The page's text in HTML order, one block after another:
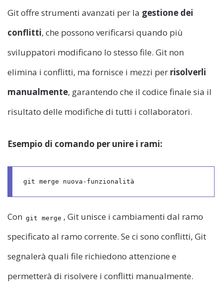
Git offre strumenti avanzati per la gestione dei
conflitti, che possono verificarsi quando più
sviluppatori modificano lo stesso file. Git non
elimina i conflitti, ma fornisce i mezzi per risolverli
manualmente, garantendo che il codice finale sia il
risultato delle modifiche di tutti i collaboratori.
Esempio di comando per unire i rami:
Con git merge , Git unisce i cambiamenti dal ramo
specificato al ramo corrente. Se ci sono conflitti, Git
segnalerà quali file richiedono attenzione e
permetterà di risolvere i conflitti manualmente.